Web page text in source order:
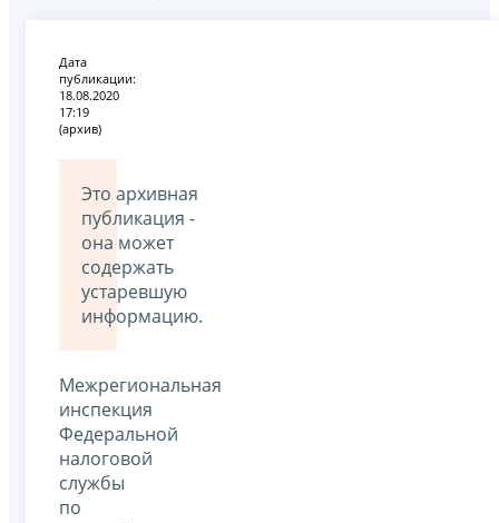
Дата
публикации:
18.08.2020
17:19
(архив)
Это архивная
публикация -
она может
содержать
устаревшую
информацию.
Межрегиональная
инспекция
Федеральной
налоговой
службы
по